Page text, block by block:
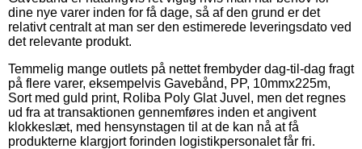
dine nye varer inden for få dage, så af den grund er det
relativt centralt at man ser den estimerede leveringsdato ved
det relevante produkt.
Temmelig mange outlets på nettet frembyder dag-til-dag fragt
på flere varer, eksempelvis Gavebånd, PP, 10mmx225m,
Sort med guld print, Roliba Poly Glat Juvel, men det regnes
ud fra at transaktionen gennemføres inden et angivent
klokkeslæt, med hensynstagen til at de kan nå at få
produkterne klargjort forinden logistikpersonalet får fri.